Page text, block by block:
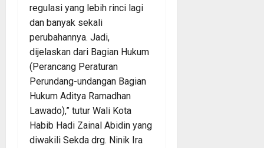
regulasi yang lebih rinci lagi
dan banyak sekali
perubahannya. Jadi,
dijelaskan dari Bagian Hukum
(Perancang Peraturan
Perundang-undangan Bagian
Hukum Aditya Ramadhan
Lawado),” tutur Wali Kota
Habib Hadi Zainal Abidin yang
diwakili Sekda drg. Ninik Ira